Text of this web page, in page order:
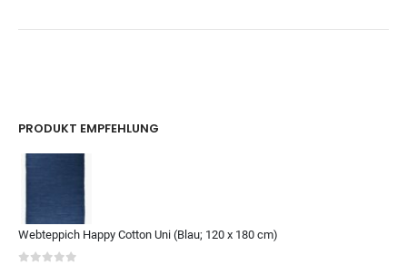
PRODUKT EMPFEHLUNG
Webteppich Happy Cotton Uni (Blau; 120 x 180 cm)